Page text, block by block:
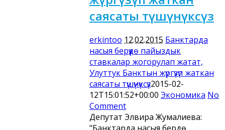
саясаты түшүнүксүз
erkintoo 12.02.2015 Банктарда
насыя берүүдө пайыздык
ставкалар жогорулап жатат,
Улуттук Банктын жүргүзүп жаткан
саясаты түшүнүксүз2015-02-
12T15:01:52+00:00 Экономика No
Comment
Депутат Элвира Жумалиева: